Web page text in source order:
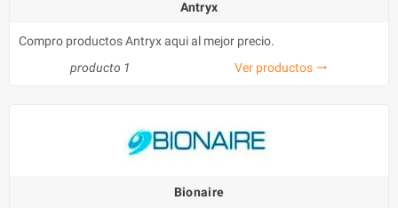
Antryx
Compro productos Antryx aqui al mejor precio.
producto 1
Ver productos trending_flat
Bionaire